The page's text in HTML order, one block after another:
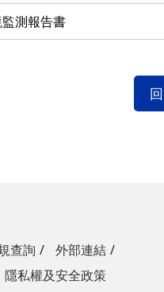
測報告書
查詢
外部連結
隱私權及安全政策